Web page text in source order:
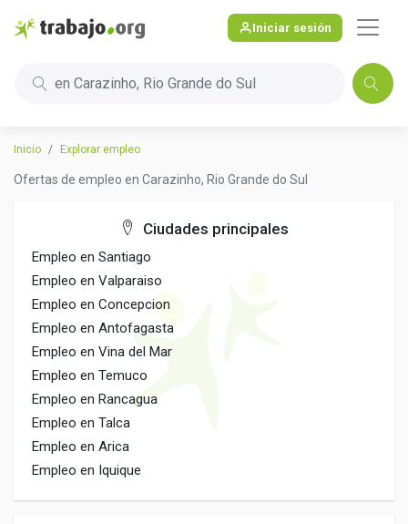
Iniciar sesión
en Carazinho, Rio Grande do Sul
Inicio Explorar empleo
Ofertas de empleo en Carazinho, Rio Grande do Sul
Ciudades principales
Empleo en Santiago
Empleo en Valparaiso
Empleo en Concepcion
Empleo en Antofagasta
Empleo en Vina del Mar
Empleo en Temuco
Empleo en Rancagua
Empleo en Talca
Empleo en Arica
Empleo en Iquique